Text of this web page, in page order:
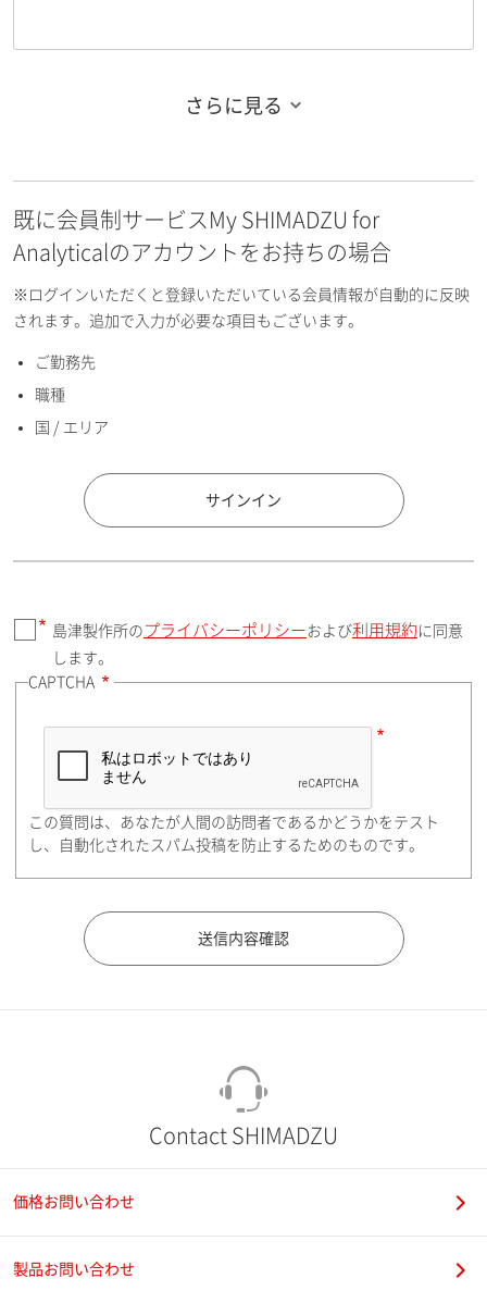
お名前フリガナ（名）
E-mailアドレス（半角英数）
国 / エリア
郵便番号（勤務先）
住所検索
都道府県（勤務先）
さらに見る
既に会員制サービスMy SHIMADZU for
Analyticalのアカウントをお持ちの場合
※ログインいただくと登録いただいている会員情報が自動的に反映
されます。追加で入力が必要な項目もございます。
ご勤務先
職種
国 / エリア
サインイン
島津製作所の プライバシーポリシーおよび利用規約 に同意
します。
CAPTCHA
この質問は、あなたが人間の訪問者であるかどうかをテスト
し、自動化されたスパム投稿を防止するためのものです。
Contact SHIMADZU
価格お問い合わせ
製品お問い合わせ